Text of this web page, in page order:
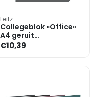
Leitz
Collegeblok »Office«
A4 geruit
polypropyleen
€10,39